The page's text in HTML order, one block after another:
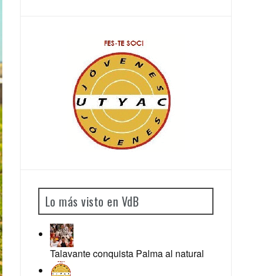
Lo más visto en VdB
Talavante conquista Palma al natural